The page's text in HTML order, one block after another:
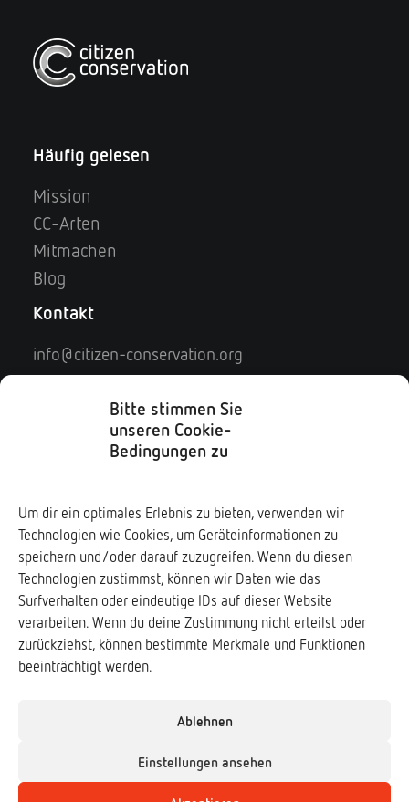
Bitte stimmen Sie
unseren Cookie-
Bedingungen zu
Um dir ein optimales Erlebnis zu bieten, verwenden wir
Technologien wie Cookies, um Geräteinformationen zu
speichern und/oder darauf zuzugreifen. Wenn du diesen
Technologien zustimmst, können wir Daten wie das
Surfverhalten oder eindeutige IDs auf dieser Website
verarbeiten. Wenn du deine Zustimmung nicht erteilst oder
zurückziehst, können bestimmte Merkmale und Funktionen
beeinträchtigt werden.
Ablehnen
Einstellungen ansehen
Häufig gelesen
Mission
CC-Arten
Mitmachen
Blog
Kontakt
info@citizen-conservation.org
Kontaktformular
Impressum
Datenschutz
Downloads ↓
Frogs & Friends e.V.
Verband der Zoologischen Gärten e.V. (VdZ)
www.vdz-zoos.org
Deutsche Gesellschaft für Herpetologie und